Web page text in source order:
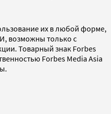
их в любой форме,
возможны только с
Товарный знак Forbes
Forbes Media Asia